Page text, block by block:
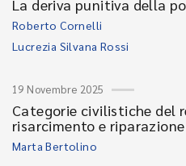
La deriva punitiva della
Roberto Cornelli
Lucrezia Silvana Rossi
19 Novembre 2025
Categorie civilistiche del
risarcimento e riparazione
Marta Bertolino